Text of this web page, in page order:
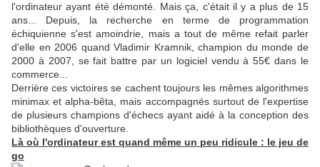
l'ordinateur ayant été démonté. Mais ça, c'était il y a plus de 15
ans... Depuis, la recherche en terme de programmation
échiquienne s'est amoindrie, mais a tout de même refait parler
d'elle en 2006 quand Vladimir Kramnik, champion du monde de
2000 à 2007, se fait battre par un logiciel vendu à 55€ dans le
commerce...
Derrière ces victoires se cachent toujours les mêmes algorithmes
minimax et alpha-bêta, mais accompagnés surtout de l'expertise
de plusieurs champions d'échecs ayant aidé à la conception des
bibliothèques d'ouverture.
Là où l'ordinateur est quand même un peu ridicule : le jeu de
go